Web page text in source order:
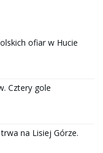
ofiar w Hucie
Cztery gole
na Lisiej Górze.